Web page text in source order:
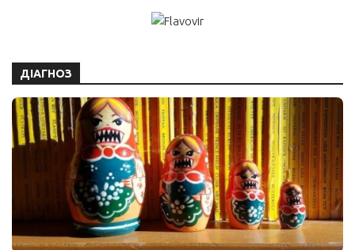
ДІАГНОЗ